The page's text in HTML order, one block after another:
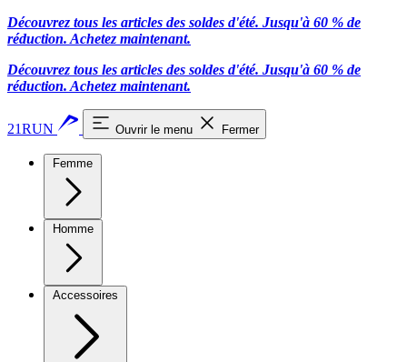
Découvrez tous les articles des soldes d'été. Jusqu'à 60 % de
réduction. Achetez maintenant.
Découvrez tous les articles des soldes d'été. Jusqu'à 60 % de
réduction. Achetez maintenant.
21RUN Ouvrir le menu Fermer
Femme
Homme
Accessoires